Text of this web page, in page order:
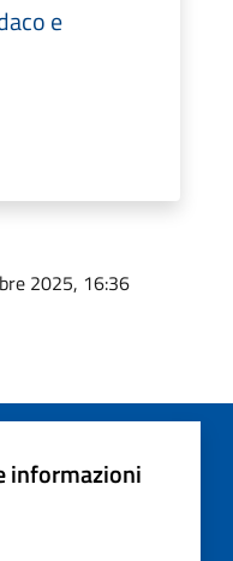
e
2025, 16:36
informazioni